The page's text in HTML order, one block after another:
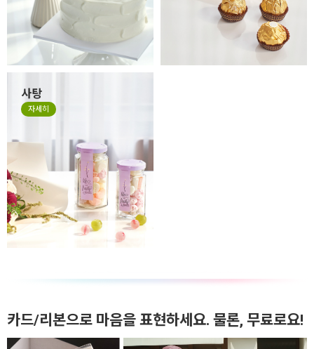
사탕
자세히
카드/리본으로 마음을 표현하세요. 물론, 무료로요!